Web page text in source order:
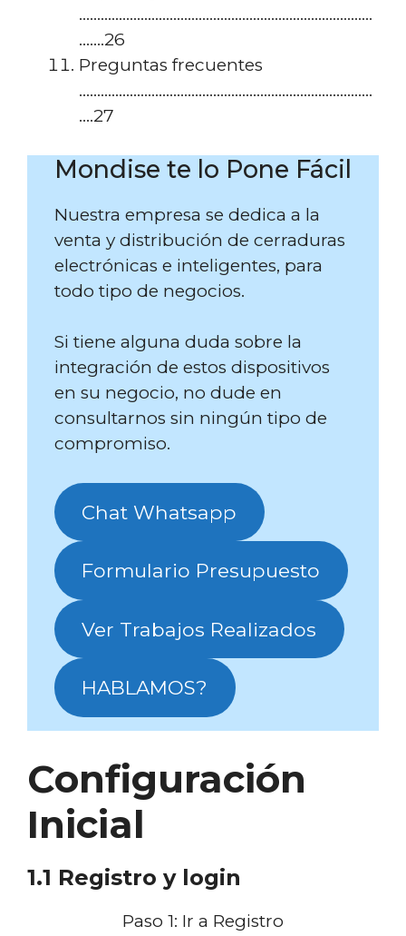
………………………………………………………………………
…….26
Preguntas frecuentes
………………………………………………………………………
….27
Mondise te lo Pone Fácil
Nuestra empresa se dedica a la
venta y distribución de cerraduras
electrónicas e inteligentes, para
todo tipo de negocios.
Si tiene alguna duda sobre la
integración de estos dispositivos
en su negocio, no dude en
consultarnos sin ningún tipo de
compromiso.
Chat Whatsapp
Formulario Presupuesto
Ver Trabajos Realizados
HABLAMOS?
Configuración
Inicial
1.1 Registro y login
Paso 1: Ir a Registro